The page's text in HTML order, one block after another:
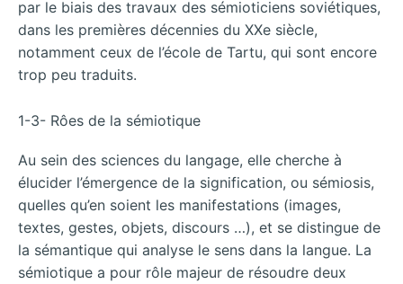
par le biais des travaux des sémioticiens soviétiques,
dans les premières décennies du XXe siècle,
notamment ceux de l’école de Tartu, qui sont encore
trop peu traduits.
1-3- Rôes de la sémiotique
Au sein des sciences du langage, elle cherche à
élucider l’émergence de la signification, ou sémiosis,
quelles qu’en soient les manifestations (images,
textes, gestes, objets, discours …), et se distingue de
la sémantique qui analyse le sens dans la langue. La
sémiotique a pour rôle majeur de résoudre deux